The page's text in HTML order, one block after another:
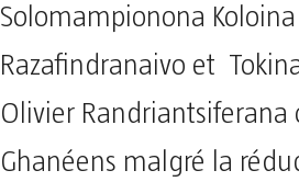
Solomampionona Koloina
Razafindranaivo et
Olivier Randriantsiferana
Ghanéens malgré la